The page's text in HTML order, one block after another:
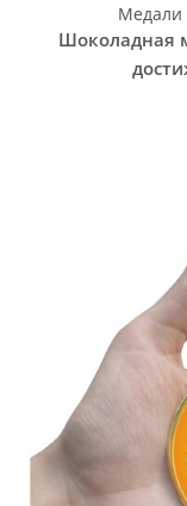
Медали
Шоколадная